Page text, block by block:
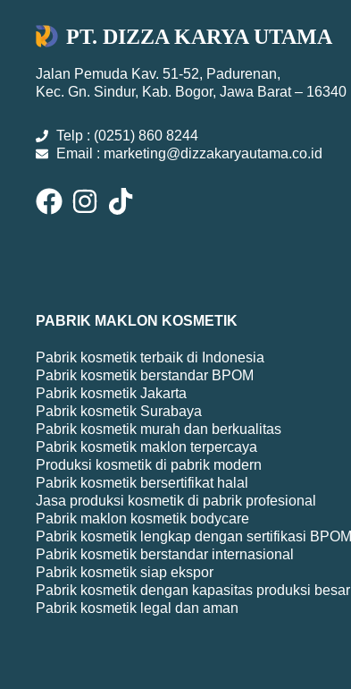
PT. DIZZA KARYA UTAMA
Jalan Pemuda Kav. 51-52, Padurenan,
Kec. Gn. Sindur, Kab. Bogor, Jawa Barat – 16340
Telp : (0251) 860 8244
Email : marketing@dizzakaryautama.co.id
PABRIK MAKLON KOSMETIK
Pabrik kosmetik terbaik di Indonesia
Pabrik kosmetik berstandar BPOM
Pabrik kosmetik Jakarta
Pabrik kosmetik Surabaya
Pabrik kosmetik murah dan berkualitas
Pabrik kosmetik maklon terpercaya
Produksi kosmetik di pabrik modern
Pabrik kosmetik bersertifikat halal
Jasa produksi kosmetik di pabrik profesional
Pabrik maklon kosmetik bodycare
Pabrik kosmetik lengkap dengan sertifikasi BPOM
Pabrik kosmetik berstandar internasional
Pabrik kosmetik siap ekspor
Pabrik kosmetik dengan kapasitas produksi besar
Pabrik kosmetik legal dan aman